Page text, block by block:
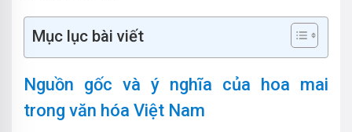
Mục lục bài viết
Nguồn gốc và ý nghĩa của hoa mai
trong văn hóa Việt Nam